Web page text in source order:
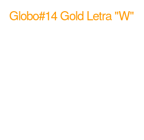
Globo#14 Gold Letra "W"